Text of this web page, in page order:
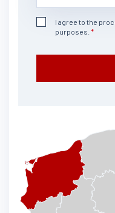
I agree to the
purposes.